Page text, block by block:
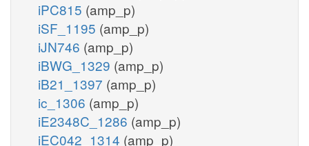
iPC815 (amp_p)
iSF_1195 (amp_p)
iJN746 (amp_p)
iBWG_1329 (amp_p)
iB21_1397 (amp_p)
ic_1306 (amp_p)
iE2348C_1286 (amp_p)
iEC042_1314 (amp_p)